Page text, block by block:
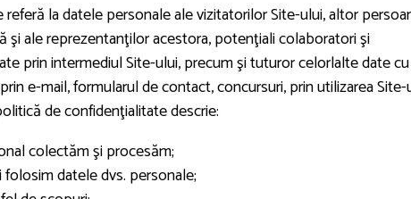
la datele personale ale vizitatorilor Site-ului, altor
şi ale reprezentanţilor acestora, potenţiali colaboratori şi
prin intermediul Site-ului, precum şi tuturor celorlalte date cu
e-mail, formularul de contact, concursuri, prin utilizarea
de confidenţialitate descrie:
colectăm şi procesăm;
datele dvs. personale;